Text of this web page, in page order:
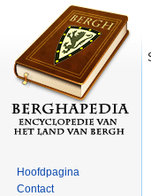
Hoofdpagina
Contact